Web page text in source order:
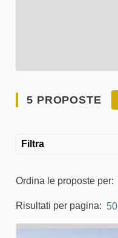
5 PROPOSTE
Filtra
Ordina le proposte per:
Risultati per pagina: 50